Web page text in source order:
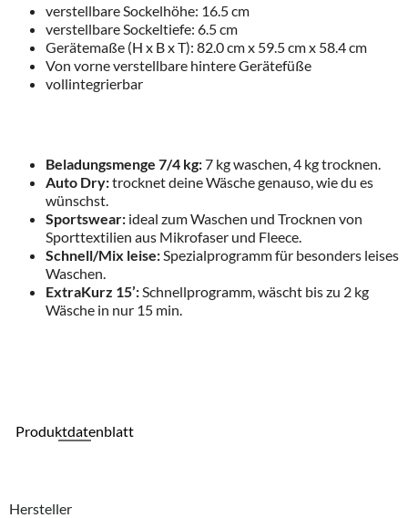
verstellbare Sockelhöhe: 16.5 cm
verstellbare Sockeltiefe: 6.5 cm
Gerätemaße (H x B x T): 82.0 cm x 59.5 cm x 58.4 cm
Von vorne verstellbare hintere Gerätefüße
vollintegrierbar
Beladungsmenge 7/4 kg:7 kg waschen, 4 kg trocknen.
Auto Dry:trocknet deine Wäsche genauso, wie du es
wünschst.
Sportswear: ideal zum Waschen und Trocknen von
Sporttextilien aus Mikrofaser und Fleece.
Schnell/Mix leise: Spezialprogramm für besonders leises
Waschen.
ExtraKurz 15’: Schnellprogramm, wäscht bis zu 2 kg
Wäsche in nur 15 min.
Produktdatenblatt
Hersteller